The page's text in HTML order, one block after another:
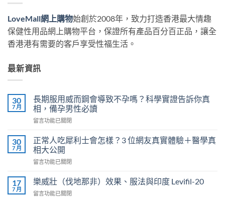
LoveMall網上購物始創於2008年，致力打造香港最大情趣
保健性用品網上購物平台，保證所有產品百分百正品，讓全
香港港有需要的客戶享受性福生活。
最新資訊
30
7 月
長期服用威而鋼會導致不孕嗎？科學實證告訴你真
相，備孕男性必讀
在
期
服
用
威
鋼
導
留言功能已關閉
30
7 月
正常人吃犀利士會怎樣？3 位網友真實體驗＋醫學真
相大公開
在
常
人
吃
留言功能已關閉
17
7 月
樂威壯（伐地那非）效果、服法與印度 Levifil-20
在
留言功能已關閉